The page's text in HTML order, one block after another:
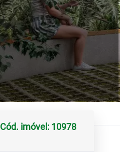
Cód. imóvel: 10978